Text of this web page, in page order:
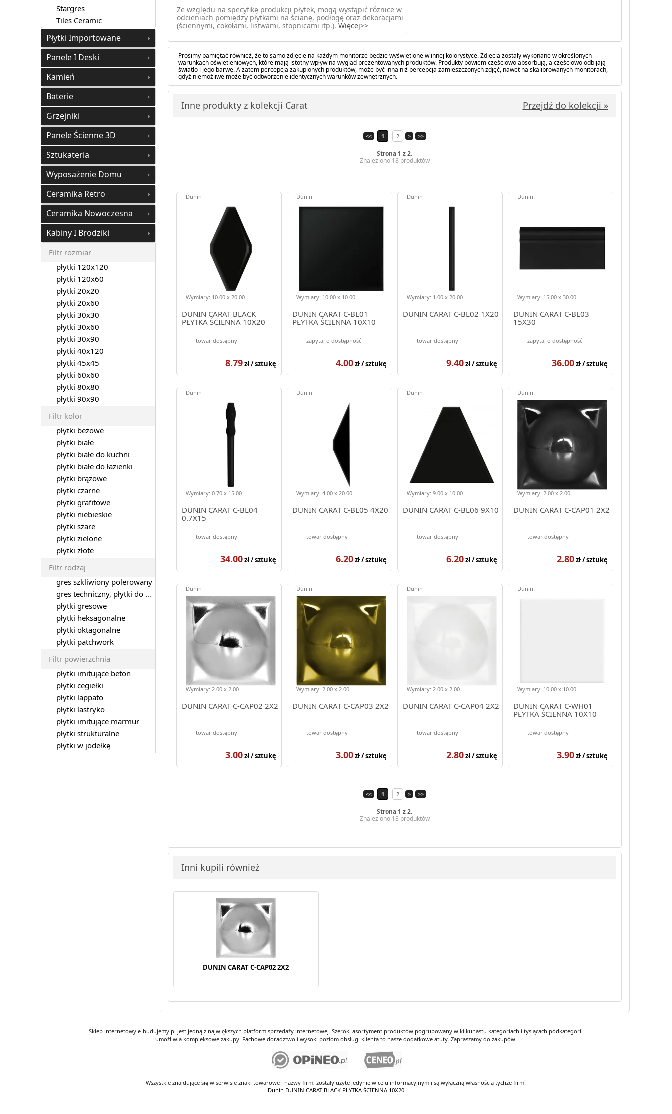
Ze względu na specyfikę produkcji płytek, mogą wystąpić różnice w
odcieniach pomiędzy płytkami na ścianę, podłogę oraz dekoracjami
(ściennymi, cokołami, listwami, stopnicami itp.). Więcej>>
Prosimy pamiętać również, że to samo zdjęcie na każdym monitorze będzie wyświetlone w innej kolorystyce. Zdjęcia zostały wykonane w określonych
warunkach oświetleniowych, które mają istotny wpływ na wygląd prezentowanych produktów. Produkty bowiem częściowo absorbują, a częściowo odbijają
światło i jego barwę. A zatem percepcja zakupionych produktów, może być inna niż percepcja zamieszczonych zdjęć, nawet na skalibrowanych monitorach,
gdyż niemożliwe może być odtworzenie identycznych warunków zewnętrznych.
Inne produkty z kolekcji Carat Przejdź do kolekcji »
<< 1 2 > >>
Strona 1 z 2.
Znaleziono 18 produktów
DUNIN CARAT BLACK
PŁYTKA ŚCIENNA 10X20
Wymiary: 10.00 x 20.00
Dunin
towar dostępny
8.79zł / sztukę
DUNIN CARAT C-BL01
PŁYTKA ŚCIENNA 10X10
Wymiary: 10.00 x 10.00
Dunin
zapytaj o dostępność
4.00zł / sztukę
DUNIN CARAT C-BL02 1X20
Wymiary: 1.00 x 20.00
Dunin
towar dostępny
9.40zł / sztukę
DUNIN CARAT C-BL03
15X30
Wymiary: 15.00 x 30.00
Dunin
zapytaj o dostępność
36.00zł / sztukę
DUNIN CARAT C-BL04
0.7X15
Wymiary: 0.70 x 15.00
Dunin
towar dostępny
34.00zł / sztukę
DUNIN CARAT C-BL05 4X20
Wymiary: 4.00 x 20.00
Dunin
towar dostępny
6.20zł / sztukę
DUNIN CARAT C-BL06 9X10
Wymiary: 9.00 x 10.00
Dunin
towar dostępny
6.20zł / sztukę
DUNIN CARAT C-CAP01 2X2
Wymiary: 2.00 x 2.00
Dunin
towar dostępny
2.80zł / sztukę
DUNIN CARAT C-CAP02 2X2
Wymiary: 2.00 x 2.00
Dunin
towar dostępny
3.00zł / sztukę
DUNIN CARAT C-CAP03 2X2
Wymiary: 2.00 x 2.00
Dunin
towar dostępny
3.00zł / sztukę
DUNIN CARAT C-CAP04 2X2
Wymiary: 2.00 x 2.00
Dunin
towar dostępny
2.80zł / sztukę
DUNIN CARAT C-WH01
PŁYTKA ŚCIENNA 10X10
Wymiary: 10.00 x 10.00
Dunin
towar dostępny
3.90zł / sztukę
<< 1 2 > >>
Strona 1 z 2.
Znaleziono 18 produktów
Inni kupili również
DUNIN CARAT C-CAP02 2X2
Stargres
Tiles Ceramic
Płytki Importowane
Panele I Deski
Kamień
Baterie
Grzejniki
Panele Ścienne 3D
Sztukateria
Wyposażenie Domu
Ceramika Retro
Ceramika Nowoczesna
Kabiny I Brodziki
Filtr rozmiar
płytki 120x120
płytki 120x60
płytki 20x20
płytki 20x60
płytki 30x30
płytki 30x60
płytki 30x90
płytki 40x120
płytki 45x45
płytki 60x60
płytki 80x80
płytki 90x90
Filtr kolor
płytki beżowe
płytki białe
płytki białe do kuchni
płytki białe do łazienki
płytki brązowe
płytki czarne
płytki grafitowe
płytki niebieskie
płytki szare
płytki zielone
płytki złote
Filtr rodzaj
gres szkliwiony polerowany
gres techniczny, płytki do garażu
płytki gresowe
płytki heksagonalne
płytki oktagonalne
płytki patchwork
Filtr powierzchnia
płytki imitujące beton
płytki cegiełki
płytki lappato
płytki lastryko
płytki imitujące marmur
płytki strukturalne
płytki w jodełkę
Sklep internetowy e-budujemy.pl jest jedną z największych platform sprzedaży internetowej. Szeroki asortyment produktów pogrupowany w kilkunastu kategoriach i tysiącach podkategorii
umożliwia kompleksowe zakupy. Fachowe doradztwo i wysoki poziom obsługi klienta to nasze dodatkowe atuty. Zapraszamy do zakupów.
Wszystkie znajdujące się w serwisie znaki towarowe i nazwy firm, zostały użyte jedynie w celu informacyjnym i są wyłączną własnością tychże firm.
Dunin DUNIN CARAT BLACK PŁYTKA ŚCIENNA 10X20